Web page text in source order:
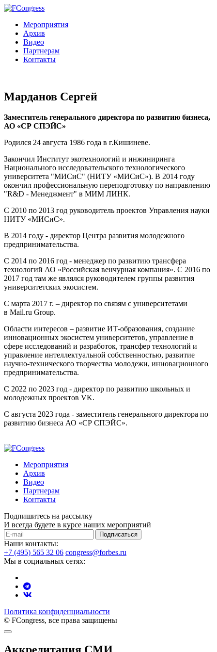
Мероприятия
Архив
Видео
Партнерам
Контакты
Марданов Сергей
Заместитель генерального директора по развитию бизнеса,
АО «СР СПЭЙС»
Родился 24 августа 1986 года в г.Кишиневе.
Закончил Институт экотехнологий и инжиниринга
Национального исследовательского технологического
университета "МИСиС" (НИТУ «МИСиС»). В 2014 году
окончил профессиональную переподготовку по направлению
"R&D - Менеджмент" в МИМ ЛИНК.
С 2010 по 2013 год руководитель проектов Управления науки
НИТУ «МИСиС».
В 2014 году - директор Центра развития молодежного
предпринимательства.
С 2014 по 2016 год - менеджер по развитию трансфера
технологий АО «Российская венчурная компания». С 2016 по
2017 год там же являлся руководителем группы развития
университетских экосистем.
С марта 2017 г. – директор по связям с университетами
в Mail.ru Group.
Области интересов – развитие ИТ-образования, создание
инновационных экосистем университетов, управление в
сфере исследований и разработок, трансфер технологий и
управление интеллектуальной собственностью, развитие
научно-технического творчества молодежи, инновационного
предпринимательства.
С 2022 по 2023 год - директор по развитию школьных и
молодежных проектов VK.
С августа 2023 года - заместитель генерального директора по
развитию бизнеса АО «СР СПЭЙС».
Мероприятия
Архив
Видео
Партнерам
Контакты
Подпишитесь на рассылку
И всегда будете в курсе наших мероприятий
Подписаться
Наши контакты:
+7 (495) 565 32 06 congress@forbes.ru
Мы в социальных сетях:
Политика конфиденциальности
© FCongress, все права защищены
Аккредитация СМИ